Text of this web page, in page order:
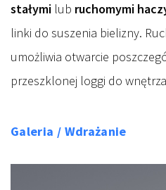
stałymi lub ruchomymi
linki do suszenia bielizny.
umożliwia otwarcie
przeszklonej loggi do
Galeria / Wdrażanie